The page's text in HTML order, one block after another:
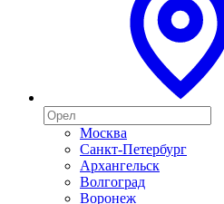
Москва
Санкт-Петербург
Архангельск
Волгоград
Воронеж